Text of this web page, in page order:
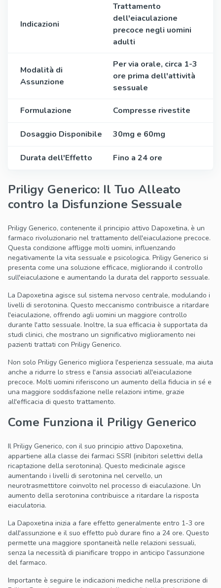
Indicazioni
Trattamento
dell'eiaculazione
precoce negli uomini
adulti
Modalità di
Assunzione
Per via orale, circa 1-3
ore prima dell'attività
sessuale
Formulazione Compresse rivestite
Dosaggio Disponibile 30mg e 60mg
Durata dell'Effetto Fino a 24 ore
Priligy Generico: Il Tuo Alleato
contro la Disfunzione Sessuale
Priligy Generico, contenente il principio attivo Dapoxetina, è un
farmaco rivoluzionario nel trattamento dell'eiaculazione precoce.
Questa condizione affligge molti uomini, influenzando
negativamente la vita sessuale e psicologica. Priligy Generico si
presenta come una soluzione efficace, migliorando il controllo
sull'eiaculazione e aumentando la durata del rapporto sessuale.
La Dapoxetina agisce sul sistema nervoso centrale, modulando i
livelli di serotonina. Questo meccanismo contribuisce a ritardare
l'eiaculazione, offrendo agli uomini un maggiore controllo
durante l'atto sessuale. Inoltre, la sua efficacia è supportata da
studi clinici, che mostrano un significativo miglioramento nei
pazienti trattati con Priligy Generico.
Non solo Priligy Generico migliora l'esperienza sessuale, ma aiuta
anche a ridurre lo stress e l'ansia associati all'eiaculazione
precoce. Molti uomini riferiscono un aumento della fiducia in sé e
una maggiore soddisfazione nelle relazioni intime, grazie
all'efficacia di questo trattamento.
Come Funziona il Priligy Generico
Il Priligy Generico, con il suo principio attivo Dapoxetina,
appartiene alla classe dei farmaci SSRI (inibitori selettivi della
ricaptazione della serotonina). Questo medicinale agisce
aumentando i livelli di serotonina nel cervello, un
neurotrasmettitore coinvolto nel processo di eiaculazione. Un
aumento della serotonina contribuisce a ritardare la risposta
eiaculatoria.
La Dapoxetina inizia a fare effetto generalmente entro 1-3 ore
dall'assunzione e il suo effetto può durare fino a 24 ore. Questo
permette una maggiore spontaneità nelle relazioni sessuali,
senza la necessità di pianificare troppo in anticipo l'assunzione
del farmaco.
Importante è seguire le indicazioni mediche nella prescrizione di